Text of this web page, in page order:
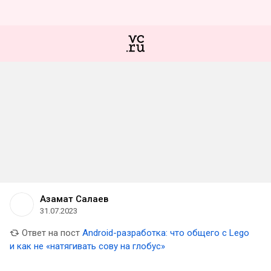
Азамат Салаев
31.07.2023
Ответ на пост Android-разработка: что общего с Lego
и как не «натягивать сову на глобус»